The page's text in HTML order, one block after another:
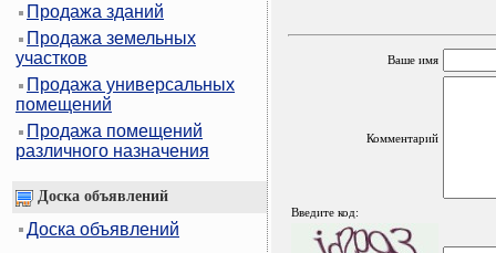
Продажа зданий
Продажа земельных
участков
Продажа универсальных
помещений
Продажа помещений
различного назначения
Доска объявлений
Доска объявлений
Ваше имя
Комментарий
Введите код: